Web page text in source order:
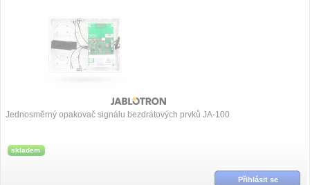
Jednosměrný opakovač signálu bezdrátových prvků JA-100
skladem
Přihlásit se